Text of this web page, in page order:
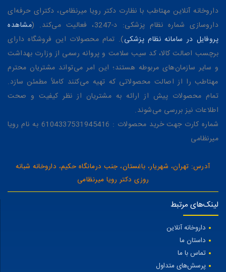
داروخانه آنلاین مهتاطب با نظارت دکتر رویا میرنظامی، دکترای حرفه‌ای
داروسازی شماره نظام پزشکی: د-3247، فعالیت می‌کند. (
مشاهده
پروفایل در سامانه نظام پزشکی). تمام محصولات این فروشگاه دارای
برچسب اصالت کالا، کد سیب سلامت و پروانه رسمی از وزارت بهداشت
و سایر سازمان‌های مربوطه هستند؛ این امر می‌تواند مشتریان محترم
مهتاطب را از اصالت محصولاتی که تهیه می‌کنند کاملاً مطمئن سازد.
تمام محصولات پیش از ارائه به مشتریان از نظر کیفیت و صحت
اطلاعات نیز بررسی می‌شوند.
شماره کارت جهت خرید محصولات : 6104337531945416 به نام رویا
میرنظامی
آدرس: تهران، شهریار، باغستان، جنب درمانگاه حکیم، داروخانه شبانه
روزی دکتر رویا میرنظامی
لینک‌های مرتبط
داروخانه آنلاین
داستان ما
تماس با ما
پرسش‌های متداول